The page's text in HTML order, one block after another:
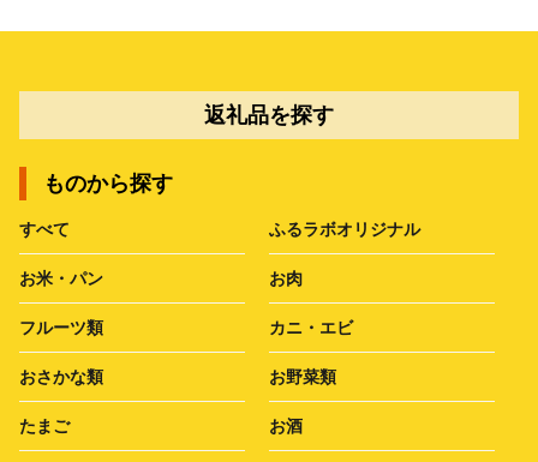
返礼品を探す
ものから探す
すべて ふるラボオリジナル
お米・パン お肉
フルーツ類 カニ・エビ
おさかな類 お野菜類
たまご お酒